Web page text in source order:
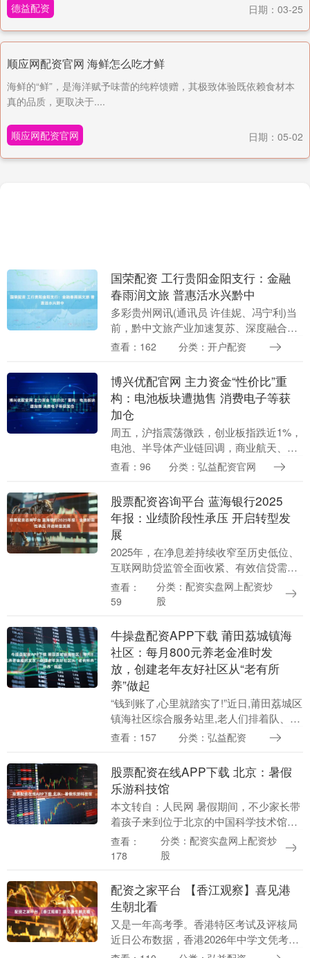
德益配资 日期：03-25
顺应网配资官网 海鲜怎么吃才鲜
海鲜的“鲜”，是海洋赋予味蕾的纯粹馈赠，其极致体验既依赖食材本
真的品质，更取决于....
顺应网配资官网 日期：05-02
国荣配资 工行贵阳金阳支行：金融
春雨润文旅 普惠活水兴黔中
多彩贵州网讯(通讯员 许佳妮、冯宁利)当
前，黔中文旅产业加速复苏、深度融合，
金融赋能已成为激活文旅配套动能、助推
工行贵阳金阳....
查看：162 分类：开户配资
博兴优配官网 主力资金“性价比”重
构：电池板块遭抛售 消费电子等获
加仓
周五，沪指震荡微跌，创业板指跌近1%，
电池、半导体产业链回调，商业航天、机
器人题材爆发，市场逾3600只个股上涨。
取得正收益....
查看：96 分类：弘益配资官网
股票配资咨询平台 蓝海银行2025
年报：业绩阶段性承压 开启转型发
展
2025年，在净息差持续收窄至历史低位、
互联网助贷监管全面收紧、有效信贷需求
不足等多重压力下，民营银行普遍面临经
营承压的态势，2025年四季度末行业平均
查看：
59
分类：配资实盘网上配资炒
股
牛操盘配资APP下载 莆田荔城镇海
社区：每月800元养老金准时发
放，创建老年友好社区从“老有所
养”做起
“钱到账了,心里就踏实了!”近日,莆田荔城区
镇海社区综合服务站里,老人们排着队、聊
着天,脸上挂满笑容。每月25日(遇周末顺
查看：157 分类：弘益配资
股票配资在线APP下载 北京：暑假
乐游科技馆
本文转自：人民网 暑假期间，不少家长带
着孩子来到位于北京的中国科学技术馆参
观学习，丰富假期生活。郭俊锋摄（人民
图片网）....
查看：
178
分类：配资实盘网上配资炒
股
配资之家平台 【香江观察】喜见港
生朝北看
又是一年高考季。香港特区考试及评核局
近日公布数据，香港2026年中学文凭考试
（相当于内地的高考）共有58487名考生